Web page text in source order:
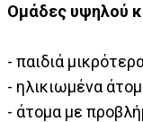
Ομάδες υψηλού
- παιδιά
- ηλικιωμένα
- άτομα με